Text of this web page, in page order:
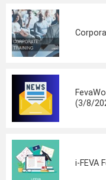
(3/8/
i-FEVA